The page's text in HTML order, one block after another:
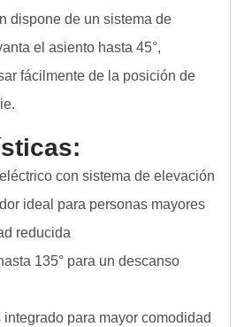
dispone de un sistema de
el asiento hasta 45°,
fácilmente de la posición de
con sistema de elevación
ideal para personas mayores
reducida
135° para un descanso
para mayor comodidad